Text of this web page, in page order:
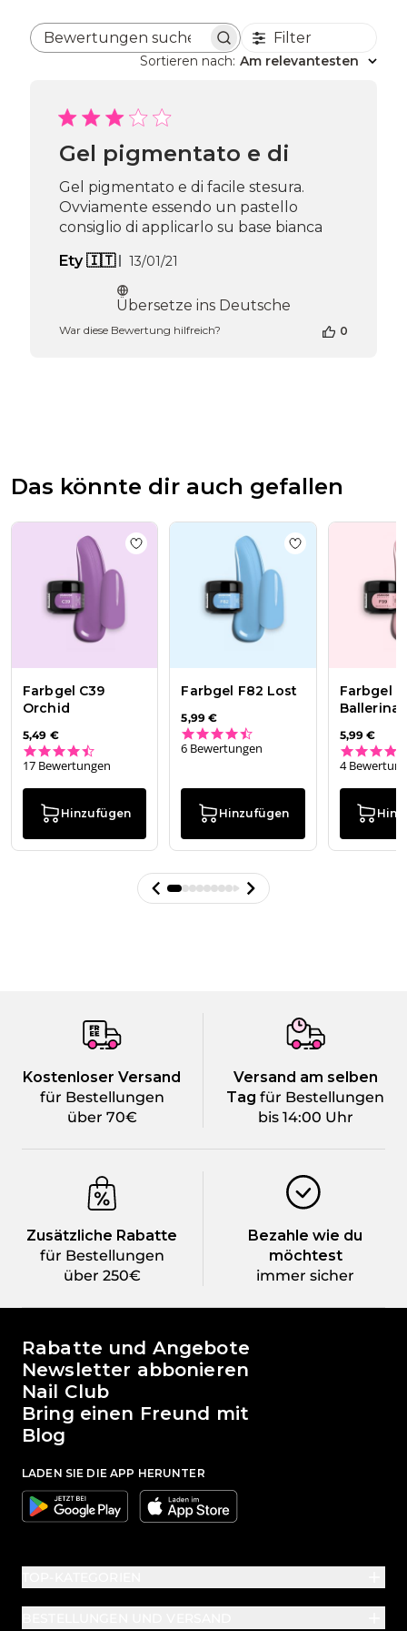
Bewertungen suchen
Filter
Sortieren nach: Am relevantesten
Gel pigmentato e di
Gel pigmentato e di facile stesura.
Ovviamente essendo un pastello
consiglio di applicarlo su base bianca
Ety 🇮🇹
Veröffentlichungsdatum
13/01/21
Übersetze ins Deutsche
War diese Bewertung hilfreich? 0
Das könnte dir auch gefallen
Add to wishlist Farbgel C39 Orchid
Farbgel C39
Orchid
5,49 €
17 Bewertungen
Hinzufügen
Add to wishlist
Farbgel F82 Lost
5,99 €
6 Bewertungen
Hinzufügen
Farbgel
Ballerina
5,99 €
4
Kostenloser Versand
für Bestellungen
über 70€
Versand am selben
Tag für Bestellungen
bis 14:00 Uhr
Zusätzliche Rabatte
für Bestellungen
über 250€
Bezahle wie du
möchtest
immer sicher
Die Welt von Passione Beauty
Rabatte und Angebote
Newsletter abbonieren
Nail Club
Bring einen Freund mit
Blog
LADEN SIE DIE APP HERUNTER
Google Apple